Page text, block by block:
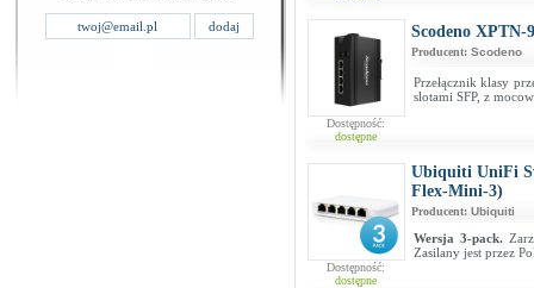
Dostępność:
dostępne
Scodeno XPTN-
Producent: Scodeno
Przełącznik klasy
slotami SFP, z
Dostępność:
dostępne
Ubiquiti UniFi
Flex-Mini-3)
Producent: Ubiquiti
Wersja 3-pack.
Zasilany jest przez